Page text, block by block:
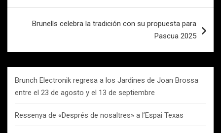
Brunells celebra la tradición con su propuesta para
Pascua 2025
Brunch Electronik regresa a los Jardines de Joan Brossa
entre el 23 de agosto y el 13 de septiembre
Ressenya de «Després de nosaltres» a l’Espai Texas